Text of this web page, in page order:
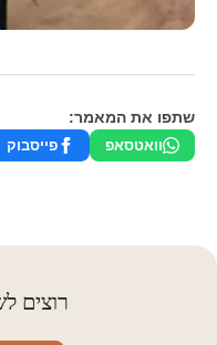
שתפו את המאמר:
וואטסאפ פייסבוק
רוצים